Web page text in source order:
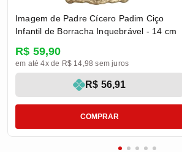
Imagem de Padre Cícero Padim Ciço
Infantil de Borracha Inquebrável - 14 cm
R$ 59,90
R$ 56,91
em até 4x de R$ 14,98 sem juros
COMPRAR